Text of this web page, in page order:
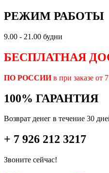
РЕЖИМ РАБОТЫ
9.00 - 21.00 будни
БЕСПЛАТНАЯ
ПО РОССИИв при заказе от
100% ГАРАНТИЯ
Возврат денег в течение 30
+ 7 926 212 3217
Звоните сейчас!